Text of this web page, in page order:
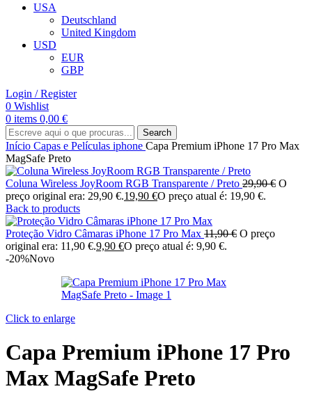
USA
Deutschland
United Kingdom
USD
EUR
GBP
Login / Register
0 Wishlist
0 items 0,00 €
Search
Início Capas e Películas iphone Capa Premium iPhone 17 Pro Max
MagSafe Preto
Coluna Wireless JoyRoom RGB Transparente / Preto 29,90€ O
preço original era: 29,90 €.19,90 €O preço atual é: 19,90 €.
Back to products
Proteção Vidro Câmaras iPhone 17 Pro Max 11,90€ O preço
original era: 11,90 €.9,90 €O preço atual é: 9,90 €.
-20%Novo
Click to enlarge
Capa Premium iPhone 17 Pro
Max MagSafe Preto